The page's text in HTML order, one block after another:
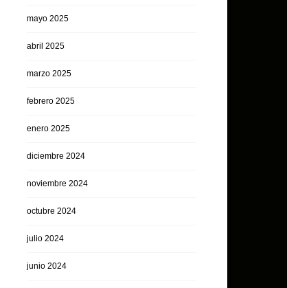
mayo 2025
abril 2025
marzo 2025
febrero 2025
enero 2025
diciembre 2024
noviembre 2024
octubre 2024
julio 2024
junio 2024